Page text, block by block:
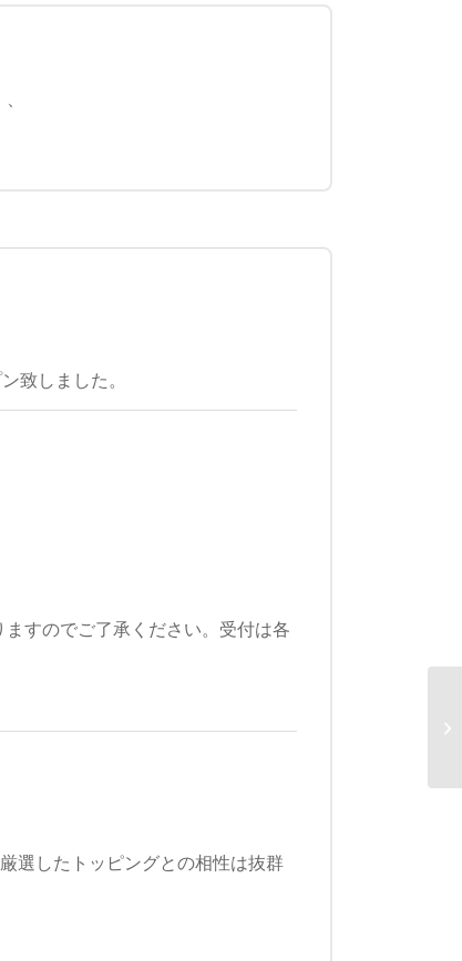
致しました。
すのでご了承ください。受付は各
選したトッピングとの相性は抜群